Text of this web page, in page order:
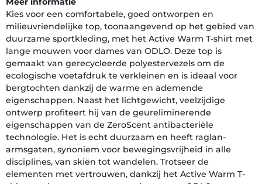
Kies voor een comfortabele, goed ontworpen en
milieuvriendelijke top, toonaangevend op het gebied van
duurzame sportkleding, met het Active Warm T-shirt met
lange mouwen voor dames van ODLO. Deze top is
gemaakt van gerecycleerde polyestervezels om de
ecologische voetafdruk te verkleinen en is ideaal voor
bergtochten dankzij de warme en ademende
eigenschappen. Naast het lichtgewicht, veelzijdige
ontwerp profiteert hij van de geureliminerende
eigenschappen van de ZeroScent antibacteriële
technologie. Het is echt duurzaam en heeft raglan-
armsgaten, synoniem voor bewegingsvrijheid in alle
disciplines, van skiën tot wandelen. Trotseer de
elementen met vertrouwen, dankzij het Active Warm T-